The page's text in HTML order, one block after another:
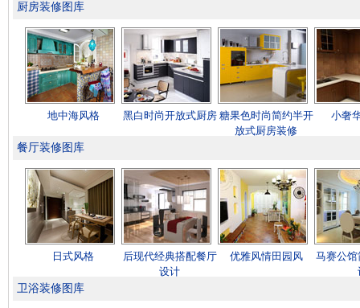
厨房装修图库
地中海风格 黑白时尚开放式厨房 糖果色时尚简约半开
放式厨房装修
小奢
餐厅装修图库
日式风格
后现代经典搭配餐厅
设计
优雅风情田园风
马赛公
卫浴装修图库